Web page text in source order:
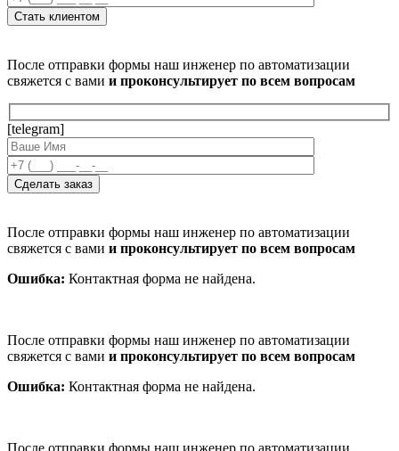
После отправки формы наш инженер по автоматизации
свяжется с вами и проконсультирует по всем вопросам
[telegram]
После отправки формы наш инженер по автоматизации
свяжется с вами и проконсультирует по всем вопросам
Ошибка: Контактная форма не найдена.
После отправки формы наш инженер по автоматизации
свяжется с вами и проконсультирует по всем вопросам
Ошибка: Контактная форма не найдена.
После отправки формы наш инженер по автоматизации